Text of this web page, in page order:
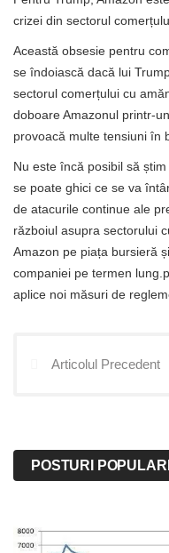
crizei din sectorul
Această obsesie pentru
se îndoiască dacă lui
sectorul comerțului cu
doboare Amazonul printr-
provoacă multe tensiuni în
Nu este încă posibil să
se poate ghici ce se va
de atacurile continue ale
războiul asupra sectorului
Amazon pe piața bursieră
companiei pe termen
aplice noi măsuri de
Articolul Precedent
POSTURI